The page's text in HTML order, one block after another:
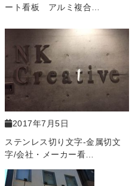
ート看板 アルミ複合…
2017年7月5日
ステンレス切り文字-金属切文
字/会社・メーカー看…